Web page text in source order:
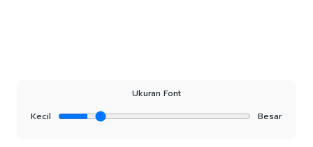
Ukuran Font
Kecil
Besar